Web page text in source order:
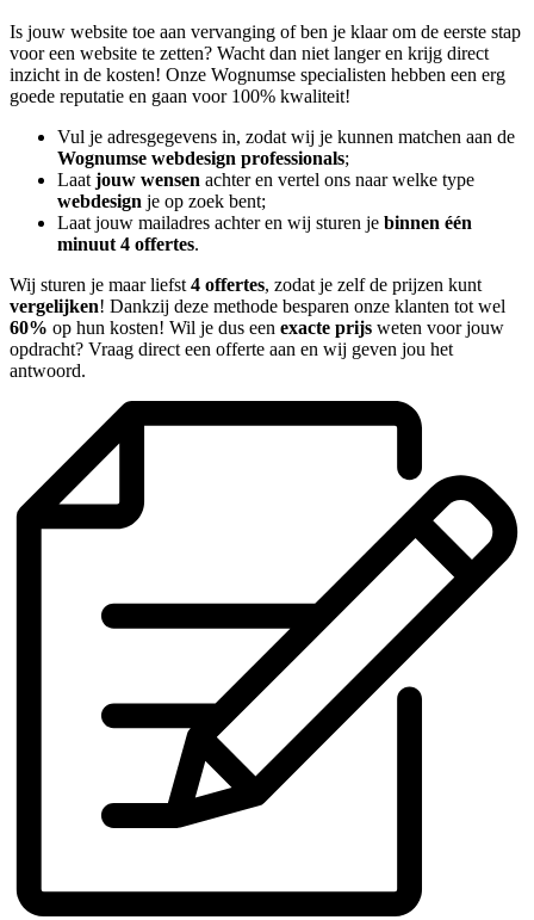
Is jouw website toe aan vervanging of ben je klaar om de eerste stap
voor een website te zetten? Wacht dan niet langer en krijg direct
inzicht in de kosten! Onze Wognumse specialisten hebben een erg
goede reputatie en gaan voor 100% kwaliteit!
Vul je adresgegevens in, zodat wij je kunnen matchen aan de
Wognumse webdesign professionals;
Laat jouw wensen achter en vertel ons naar welke type
webdesign je op zoek bent;
Laat jouw mailadres achter en wij sturen je binnen één
minuut 4 offertes.
Wij sturen je maar liefst 4 offertes, zodat je zelf de prijzen kunt
vergelijken! Dankzij deze methode besparen onze klanten tot wel
60% op hun kosten! Wil je dus een exacte prijs weten voor jouw
opdracht? Vraag direct een offerte aan en wij geven jou het
antwoord.